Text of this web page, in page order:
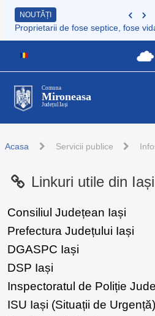
NOUTĂȚI
Comuna
Mironeasa
Județul Iași
Acasa Servicii publice
Linkuri utile din Iași
Consiliul Județean Iași
Prefectura Județului Iași
DGASPC Iași
DSP Iași
Inspectoratul de Poliție
ISU Iași (Situații de Urgență)